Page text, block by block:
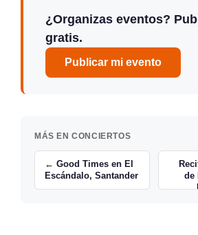
¿Organizas eventos?
gratis.
Publicar mi evento
MÁS EN CONCIERTOS
← Good Times en El
Escándalo, Santander
de